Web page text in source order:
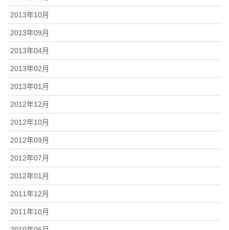
2013年10月
2013年09月
2013年04月
2013年02月
2013年01月
2012年12月
2012年10月
2012年09月
2012年07月
2012年01月
2011年12月
2011年10月